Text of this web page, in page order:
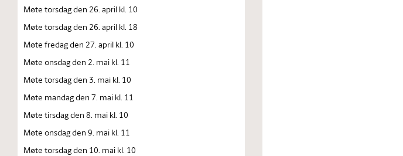
Møte torsdag den 26. april kl. 10
Møte torsdag den 26. april kl. 18
Møte fredag den 27. april kl. 10
Møte onsdag den 2. mai kl. 11
Møte torsdag den 3. mai kl. 10
Møte mandag den 7. mai kl. 11
Møte tirsdag den 8. mai kl. 10
Møte onsdag den 9. mai kl. 11
Møte torsdag den 10. mai kl. 10